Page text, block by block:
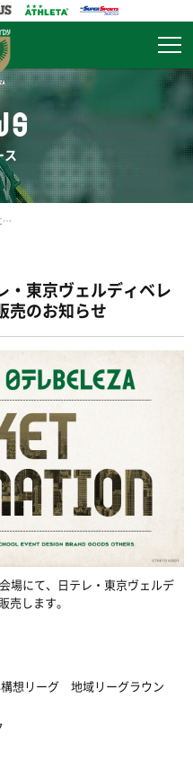
ス
味の素スタジアムにて日テレ・東京ヴェルディベレーザホームゲームチケット販売のお知らせ
・東京ヴェルディベレ
売のお知らせ
場にて、日テレ・東京ヴェルデ
売します。
想リーグ 地域リーグラウン